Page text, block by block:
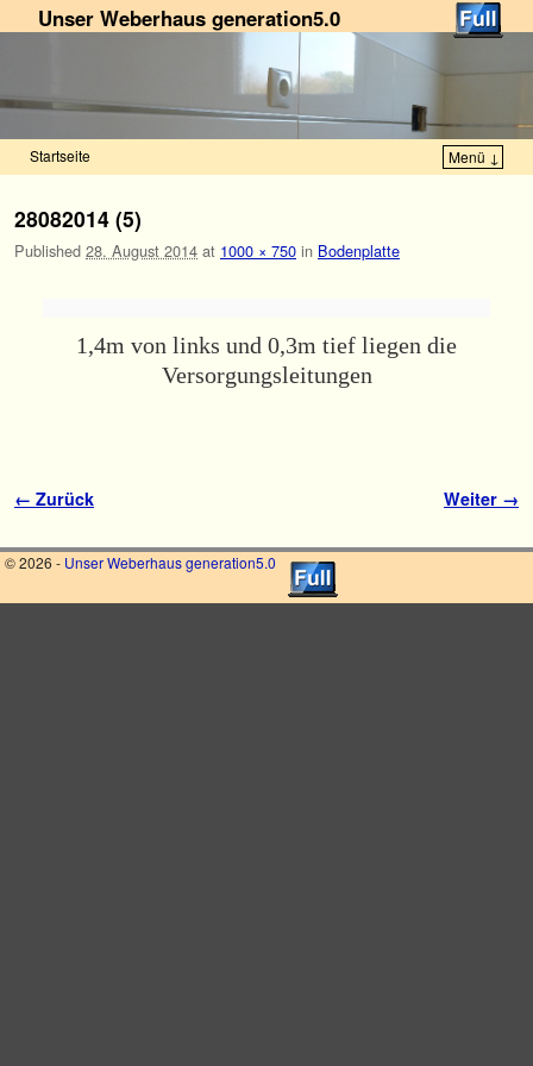
Unser Weberhaus generation5.0
Startseite Menü ↓
28082014 (5)
Published 28. August 2014 at 1000 × 750 in Bodenplatte
1,4m von links und 0,3m tief liegen die
Versorgungsleitungen
Bilder-Navigation
← Zurück Weiter →
© 2026 - Unser Weberhaus generation5.0